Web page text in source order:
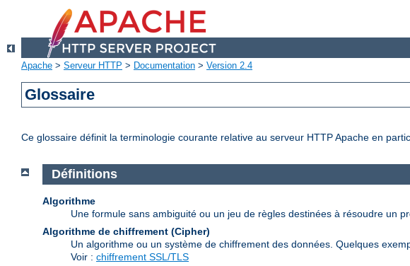
Apache > Serveur HTTP > Documentation > Version 2.4
Glossaire
Ce glossaire définit la terminologie courante relative au serveur HTTP Apache en
Définitions
Algorithme
Une formule sans ambiguité ou un jeu de règles destinées à résoudre un
Algorithme de chiffrement (Cipher)
Un algorithme ou un système de chiffrement des données. Quelques
Voir : chiffrement SSL/TLS